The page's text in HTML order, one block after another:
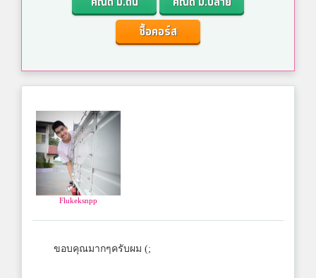
ซื้อคอร์ส
Flukeksnpp
ขอบคุณมากๆครับผม (;